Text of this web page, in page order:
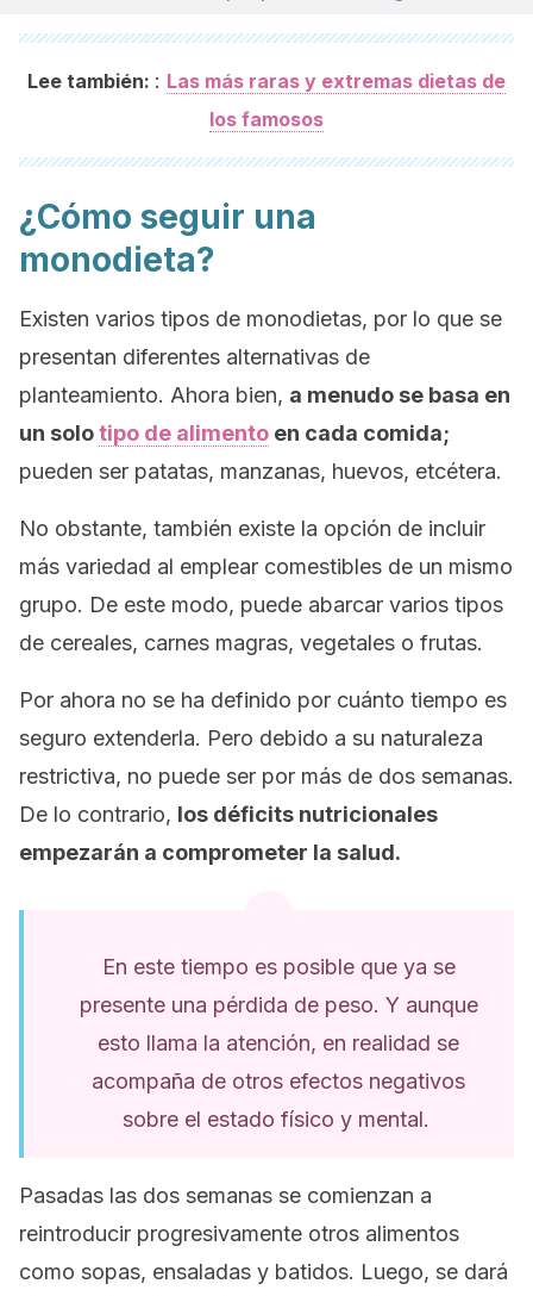
Lee también: : Las más raras y extremas dietas de
los famosos
¿Cómo seguir una
monodieta?
Existen varios tipos de monodietas, por lo que se
presentan diferentes alternativas de
planteamiento. Ahora bien, a menudo se basa en
un solotipo de alimento en cada comida;
pueden ser patatas, manzanas, huevos, etcétera.
No obstante, también existe la opción de incluir
más variedad al emplear comestibles de un mismo
grupo. De este modo, puede abarcar varios tipos
de cereales, carnes magras, vegetales o frutas.
Por ahora no se ha definido por cuánto tiempo es
seguro extenderla. Pero debido a su naturaleza
restrictiva, no puede ser por más de dos semanas.
De lo contrario, los déficits nutricionales
empezarán a comprometer la salud.
En este tiempo es posible que ya se
presente una pérdida de peso. Y aunque
esto llama la atención, en realidad se
acompaña de otros efectos negativos
sobre el estado físico y mental.
Pasadas las dos semanas se comienzan a
reintroducir progresivamente otros alimentos
como sopas, ensaladas y batidos. Luego, se dará